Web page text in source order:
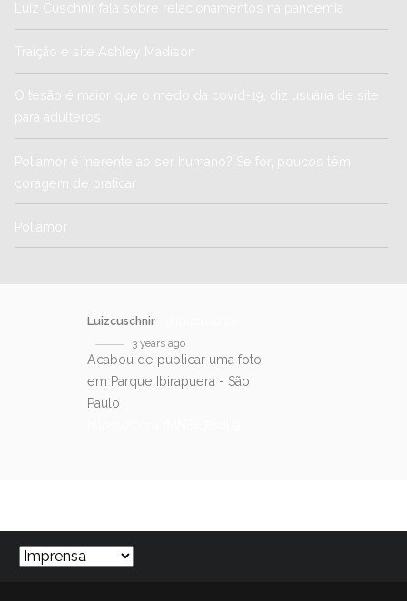
Luiz Cuschnir fala sobre relacionamentos na pandemia
Traição e site Ashley Madison
O tesão é maior que o medo da covid-19, diz usuária de site
para adúlteros
Poliamor é inerente ao ser humano? Se for, poucos têm
coragem de praticar
Poliamor
Luizcuschnir
3 years ago
Acabou de publicar uma foto
em Parque Ibirapuera - São
Paulo